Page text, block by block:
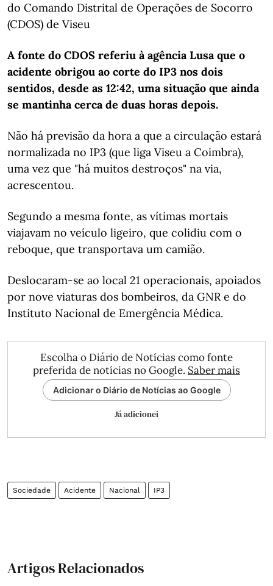
do Comando Distrital de Operações de Socorro
(CDOS) de Viseu
A fonte do CDOS referiu à agência Lusa que o
acidente obrigou ao corte do IP3 nos dois
sentidos, desde as 12:42, uma situação que ainda
se mantinha cerca de duas horas depois.
Não há previsão da hora a que a circulação estará
normalizada no IP3 (que liga Viseu a Coimbra),
uma vez que "há muitos destroços" na via,
acrescentou.
Segundo a mesma fonte, as vítimas mortais
viajavam no veículo ligeiro, que colidiu com o
reboque, que transportava um camião.
Deslocaram-se ao local 21 operacionais, apoiados
por nove viaturas dos bombeiros, da GNR e do
Instituto Nacional de Emergência Médica.
Escolha o Diário de Notícias como fonte
preferida de notícias no Google. Saber mais
Adicionar o Diário de Notícias ao Google
Já adicionei
Sociedade Acidente Nacional IP3
Artigos Relacionados